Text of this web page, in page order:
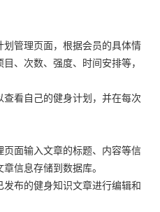
管理页面，根据会员的具体情
、次数、强度、时间安排等，
看自己的健身计划，并在每次
面输入文章的标题、内容等信
信息存储到数据库。
布的健身知识文章进行编辑和